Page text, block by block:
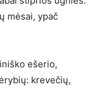
mėsai, ypač
ešerio,
krevečių,